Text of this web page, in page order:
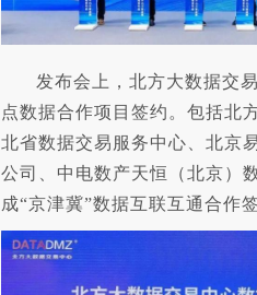
发布会上，北方大数据交
点数据合作项目签约。包括北
北省数据交易服务中心、北京
公司、中电数产天恒（北京）
成“京津冀”数据互联互通合作签